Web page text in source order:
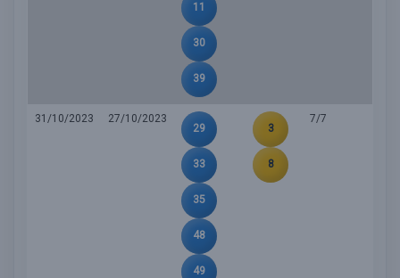
11
30
39
31/10/2023
27/10/2023
29
33
35
48
49
3
8
7/7